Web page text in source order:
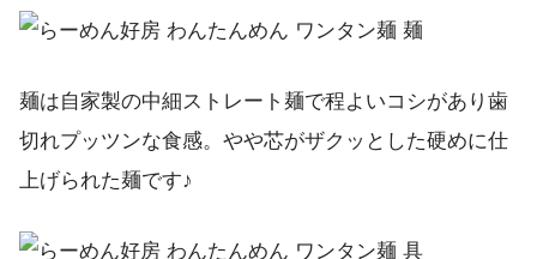
麺は自家製の中細ストレート麺で程よいコシがあり歯
切れプッツンな食感。やや芯がザクッとした硬めに仕
上げられた麺です♪